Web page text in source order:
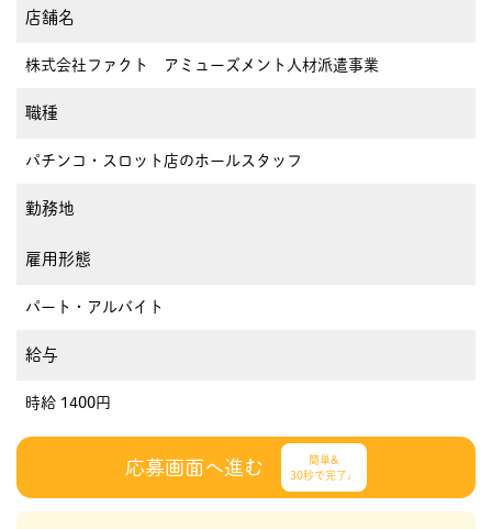
店舗名
株式会社ファクト アミューズメント人材派遣事業
職種
パチンコ・スロット店のホールスタッフ
勤務地
雇用形態
パート・アルバイト
給与
時給 1400円
応募画面へ進む
簡単&
30秒で完了♩